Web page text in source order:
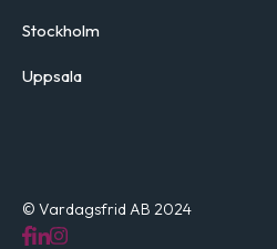
Stockholm
Uppsala
© Vardagsfrid AB 2024